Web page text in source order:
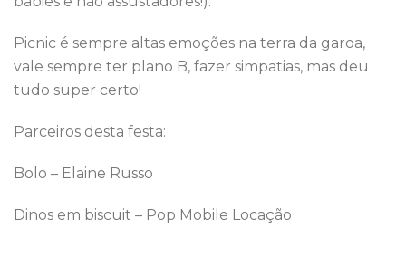
Picnic é sempre altas emoções na terra da garoa,
vale sempre ter plano B, fazer simpatias, mas deu
tudo super certo!
Parceiros desta festa:
Bolo – Elaine Russo
Dinos em biscuit – Pop Mobile Locação